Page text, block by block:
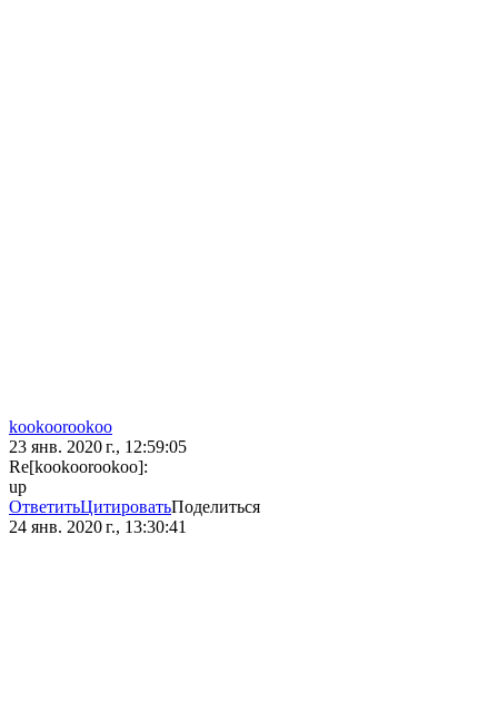
kookoorookoo
23 янв. 2020 г., 12:59:05
Re[kookoorookoo]:
up
ОтветитьЦитироватьПоделиться
24 янв. 2020 г., 13:30:41